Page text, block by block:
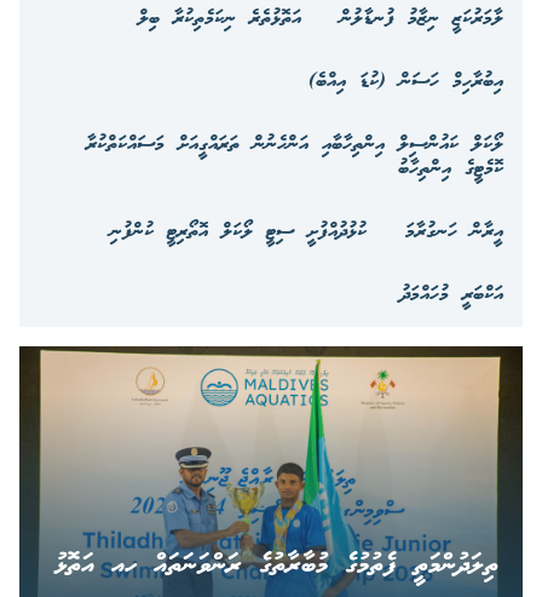
ލާމަރުކަޒީ ނިޒާމު ފުނޑާލުން
އަތޮޅުތެރެ ނިކަމެތިކުރާ ބިލް
އިބުރާހިމް ހަސަން (ކުޑަ އިއްބެ)
ލޯކަލް ކައުންސިލް އިންތިހާބާއި އަންހެނުން ތަރައްގީއަށް މަސައްކަތްކުރާ
ކޮމެޓީގެ އިންތިހާބު
އީރާން ހަނގުރާމަ
ކުޅުދުއްފުށީ ސިޓީ ލޯކަލް އޮތޯރިޓީ ކުންފުނި
އަކްބަރީ މުހައްމަދު
ތިލަދުންމަތީ ފެތުމުގެ މުބާރާތުގެ ރަންވަނަތައް ހއ އަތޮޅު